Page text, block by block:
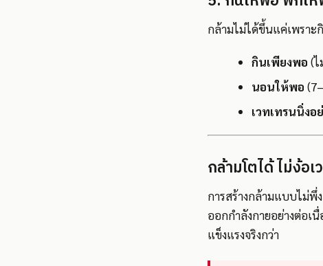
กล้ามไม่ได้ขึ้นแค่เพราะ
กินเพียงพอ (
นอนให้พอ
เวทเทรนนิ่งอ
กล้ามโตได้ ไม่ง้อเ
การสร้างกล้ามแบบไม่พึ่
ออกกำลังกายอย่างต่อเ
แข็งแรงจริงกว่า